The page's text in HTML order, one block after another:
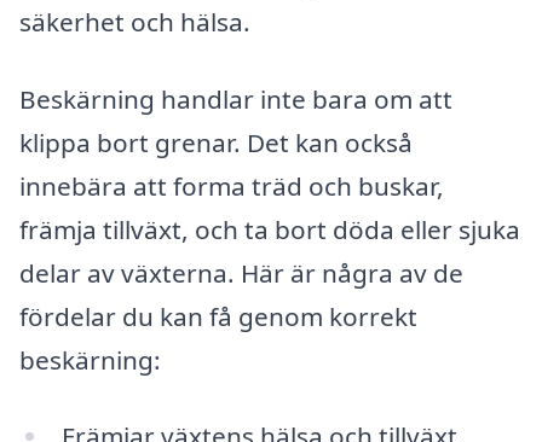
säkerhet och hälsa.
Beskärning handlar inte bara om att
klippa bort grenar. Det kan också
innebära att forma träd och buskar,
främja tillväxt, och ta bort döda eller sjuka
delar av växterna. Här är några av de
fördelar du kan få genom korrekt
beskärning: